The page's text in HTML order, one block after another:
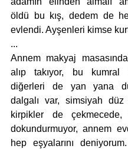
öldü bu kış, dedem de
evlendi. Ayşenleri kimse
...
Annem makyaj
alıp takıyor, bu kumral
diğerleri de yan yana
dalgalı var, simsiyah düz
kirpikler de
dokundurmuyor, annem
hep eşyalarını